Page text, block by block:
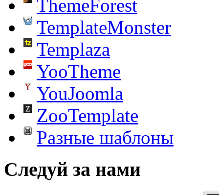
ThemeForest
TemplateMonster
Templaza
YooTheme
YouJoomla
ZooTemplate
Разные шаблоны
Следуй за нами